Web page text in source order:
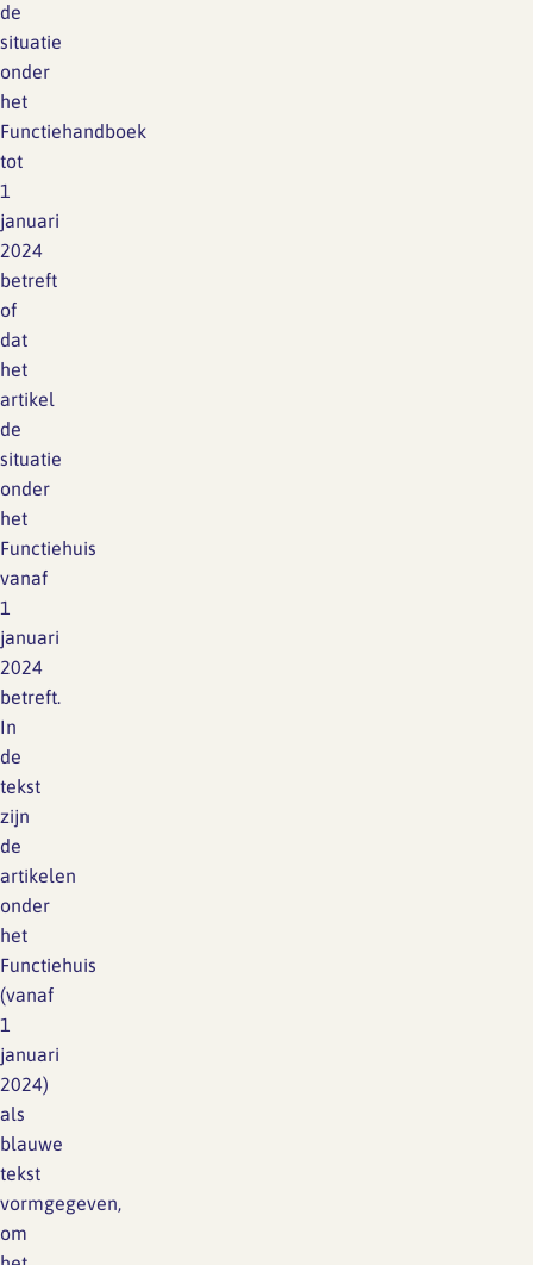
de
situatie
onder
het
Functiehandboek
tot
1
januari
2024
betreft
of
dat
het
artikel
de
situatie
onder
het
Functiehuis
vanaf
1
januari
2024
betreft.
In
de
tekst
zijn
de
artikelen
onder
het
Functiehuis
(vanaf
1
januari
2024)
als
blauwe
tekst
vormgegeven,
om